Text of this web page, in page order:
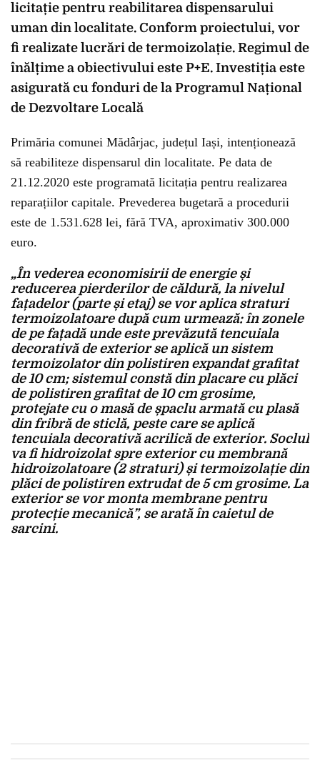
licitație pentru reabilitarea dispensarului
uman din localitate. Conform proiectului, vor
fi realizate lucrări de termoizolație. Regimul de
înălțime a obiectivului este P+E. Investiția este
asigurată cu fonduri de la Programul Național
de Dezvoltare Locală
Primăria comunei Mădârjac, județul Iași, intenționează
să reabiliteze dispensarul din localitate. Pe data de
21.12.2020 este programată licitația pentru realizarea
reparațiilor capitale. Prevederea bugetară a procedurii
este de 1.531.628 lei, fără TVA, aproximativ 300.000
euro.
„În vederea economisirii de energie și
reducerea pierderilor de căldură, la nivelul
fațadelor (parte și etaj) se vor aplica straturi
termoizolatoare după cum urmează: în zonele
de pe fațadă unde este prevăzută tencuiala
decorativă de exterior se aplică un sistem
termoizolator din polistiren expandat grafitat
de 10 cm; sistemul constă din placare cu plăci
de polistiren grafitat de 10 cm grosime,
protejate cu o masă de șpaclu armată cu plasă
din fribră de sticlă, peste care se aplică
tencuiala decorativă acrilică de exterior. Soclul
va fi hidroizolat spre exterior cu membrană
hidroizolatoare (2 straturi) și termoizolație din
plăci de polistiren extrudat de 5 cm grosime. La
exterior se vor monta membrane pentru
protecție mecanică”, se arată în caietul de
sarcini.